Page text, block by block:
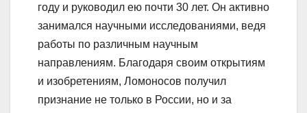
году и руководил ею почти 30 лет. Он активно
занимался научными исследованиями, ведя
работы по различным научным
направлениям. Благодаря своим открытиям
и изобретениям, Ломоносов получил
признание не только в России, но и за